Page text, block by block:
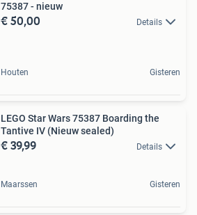
75387 - nieuw
€ 50,00 Details
Houten Gisteren
LEGO Star Wars 75387 Boarding the
Tantive IV (Nieuw sealed)
€ 39,99 Details
Maarssen Gisteren